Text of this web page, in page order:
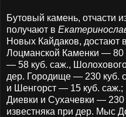
Бутовый камень, отчасти
получают в
Новых Кайдаков, достают
Лоцманской Каменки — 80
— 58 куб. саж.,
дер. Городище — 230 куб.
и Шенгорст — 15 куб. саж.;
Диевки и Сухачевки —
известняка при дер. Мыс